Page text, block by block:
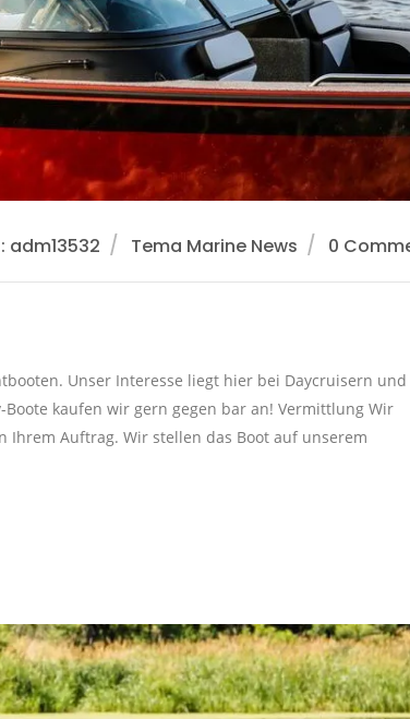
adm13532 Tema Marine News 0
Unser Interesse liegt hier bei Daycruisern und
kaufen wir gern gegen bar an! Vermittlung Wir
Ihrem Auftrag. Wir stellen das Boot auf unserem